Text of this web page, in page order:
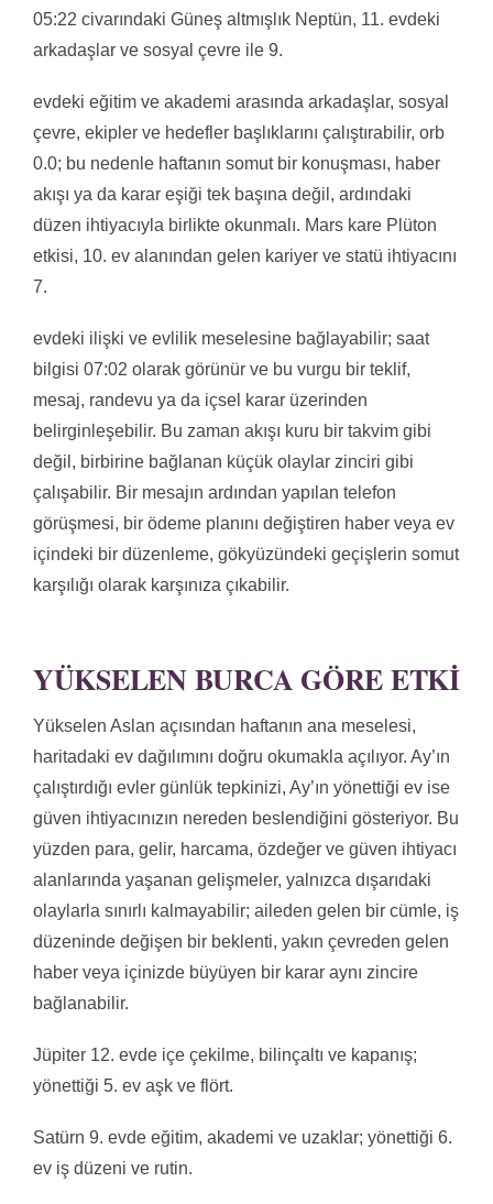
05:22 civarındaki Güneş altmışlık Neptün, 11. evdeki
arkadaşlar ve sosyal çevre ile 9.
evdeki eğitim ve akademi arasında arkadaşlar, sosyal
çevre, ekipler ve hedefler başlıklarını çalıştırabilir, orb
0.0; bu nedenle haftanın somut bir konuşması, haber
akışı ya da karar eşiği tek başına değil, ardındaki
düzen ihtiyacıyla birlikte okunmalı. Mars kare Plüton
etkisi, 10. ev alanından gelen kariyer ve statü ihtiyacını
7.
evdeki ilişki ve evlilik meselesine bağlayabilir; saat
bilgisi 07:02 olarak görünür ve bu vurgu bir teklif,
mesaj, randevu ya da içsel karar üzerinden
belirginleşebilir. Bu zaman akışı kuru bir takvim gibi
değil, birbirine bağlanan küçük olaylar zinciri gibi
çalışabilir. Bir mesajın ardından yapılan telefon
görüşmesi, bir ödeme planını değiştiren haber veya ev
içindeki bir düzenleme, gökyüzündeki geçişlerin somut
karşılığı olarak karşınıza çıkabilir.
YÜKSELEN BURCA GÖRE ETKI
Yükselen Aslan açısından haftanın ana meselesi,
haritadaki ev dağılımını doğru okumakla açılıyor. Ay’ın
çalıştırdığı evler günlük tepkinizi, Ay’ın yönettiği ev ise
güven ihtiyacınızın nereden beslendiğini gösteriyor. Bu
yüzden para, gelir, harcama, özdeğer ve güven ihtiyacı
alanlarında yaşanan gelişmeler, yalnızca dışarıdaki
olaylarla sınırlı kalmayabilir; aileden gelen bir cümle, iş
düzeninde değişen bir beklenti, yakın çevreden gelen
haber veya içinizde büyüyen bir karar aynı zincire
bağlanabilir.
Jüpiter 12. evde içe çekilme, bilinçaltı ve kapanış;
yönettiği 5. ev aşk ve flört.
Satürn 9. evde eğitim, akademi ve uzaklar; yönettiği 6.
ev iş düzeni ve rutin.